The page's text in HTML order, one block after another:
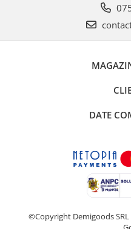
Sport & Activitati in aer liber
Accesorii antrenament
Accesorii Fitness
TV, Audio & Foto
Aparate Foto & Accesorii
Audio HI-FI & Profesionale
Camere video si sport
Drone si Accesorii
DATE
©Copyright Demigoods SRL